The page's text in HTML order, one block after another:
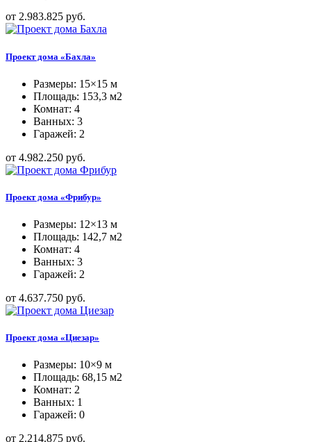
от 2.983.825 руб.
Проект дома «Бахла»
Размеры: 15×15 м
Площадь: 153,3 м2
Комнат: 4
Ванных: 3
Гаражей: 2
от 4.982.250 руб.
Проект дома «Фрибур»
Размеры: 12×13 м
Площадь: 142,7 м2
Комнат: 4
Ванных: 3
Гаражей: 2
от 4.637.750 руб.
Проект дома «Циезар»
Размеры: 10×9 м
Площадь: 68,15 м2
Комнат: 2
Ванных: 1
Гаражей: 0
от 2.214.875 руб.